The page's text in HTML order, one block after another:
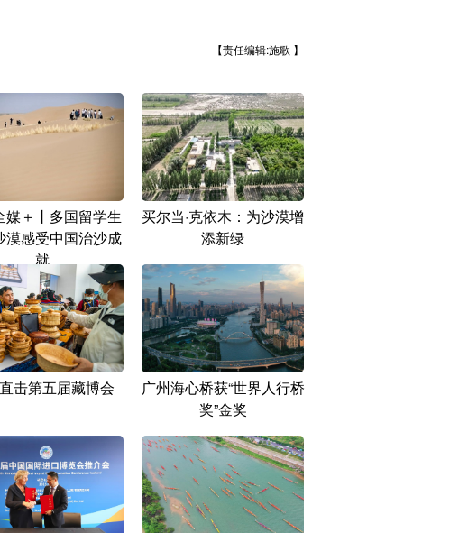
【责任编辑:施歌 】
媒＋丨多国留学生
漠感受中国治沙成
就
买尔当·克依木：为沙漠增
添新绿
击第五届藏博会
广州海心桥获“世界人行桥
奖”金奖